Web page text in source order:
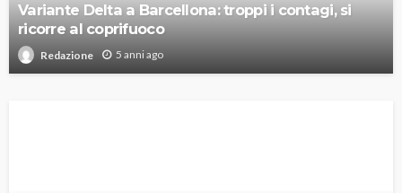
Variante Delta a Barcellona: troppi i contagi, si
ricorre al coprifuoco
Redazione 5 anni ago